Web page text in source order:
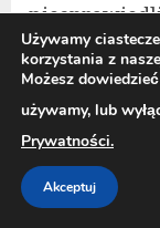
sposób
nie
może mieć
duchy
uwagę, aby
Używamy
korzystania z
Możesz
używamy, lub
Prywatności.
Akceptuj